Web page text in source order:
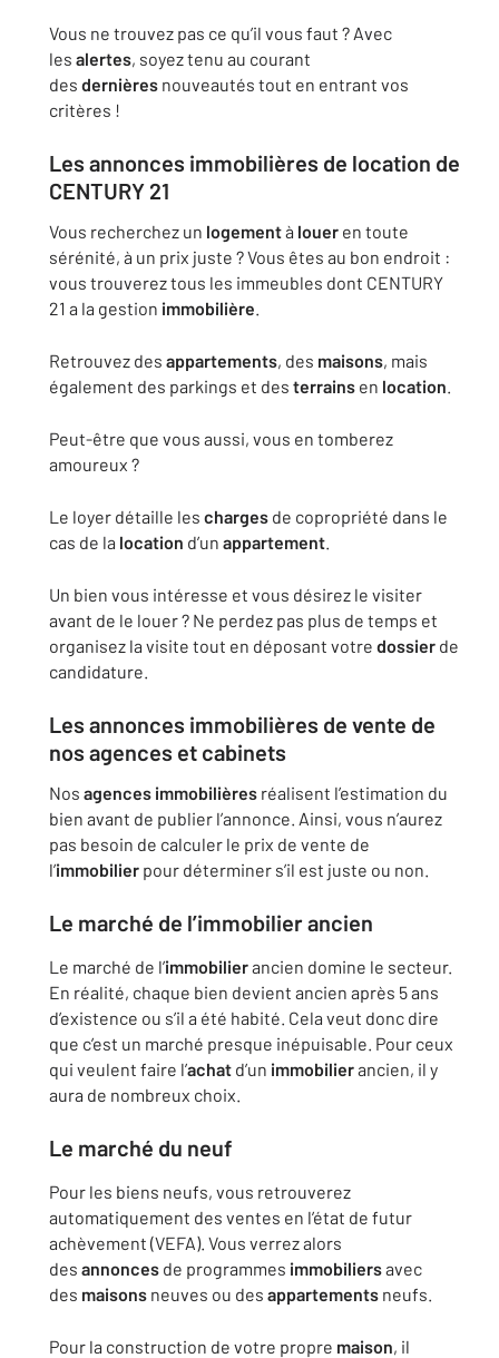
Vous ne trouvez pas ce qu’il vous faut ? Avec
les alertes, soyez tenu au courant
des dernières nouveautés tout en entrant vos
critères !
Les annonces immobilières de location de
CENTURY 21
Vous recherchez un logementà louer en toute
sérénité, à un prix juste ? Vous êtes au bon endroit :
vous trouverez tous les immeubles dont CENTURY
21 a la gestion immobilière.
Retrouvez des appartements, des maisons, mais
également des parkings et des terrains en location.
Peut-être que vous aussi, vous en tomberez
amoureux ?
Le loyer détaille les charges de copropriété dans le
cas de la location d’un appartement.
Un bien vous intéresse et vous désirez le visiter
avant de le louer ? Ne perdez pas plus de temps et
organisez la visite tout en déposant votre dossier de
candidature.
Les annonces immobilières de vente de
nos agences et cabinets
Nos agences immobilières réalisent l’estimation du
bien avant de publier l’annonce. Ainsi, vous n’aurez
pas besoin de calculer le prix de vente de
l’immobilier pour déterminer s’il est juste ou non.
Le marché de l’immobilierancien
Le marché de l’immobilierancien domine le secteur.
En réalité, chaque bien devient ancien après 5 ans
d’existence ou s’il a été habité. Cela veut donc dire
que c’est un marché presque inépuisable. Pour ceux
qui veulent faire l’achat d’un immobilierancien, il y
aura de nombreux choix.
Le marché du neuf
Pour les biens neufs, vous retrouverez
automatiquement des ventes en l’état de futur
achèvement (VEFA). Vous verrez alors
des annonces de programmes immobiliersavec
des maisons neuves ou des appartements neufs.
Pour la construction de votre propre maison, il